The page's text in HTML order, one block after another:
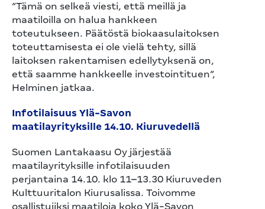
”Tämä on selkeä viesti, että meillä ja
maatiloilla on halua hankkeen
toteutukseen. Päätöstä biokaasulaitoksen
toteuttamisesta ei ole vielä tehty, sillä
laitoksen rakentamisen edellytyksenä on,
että saamme hankkeelle investointituen”,
Helminen jatkaa.
Infotilaisuus Ylä-Savon
maatilayrityksille 14.10. Kiuruvedellä
Suomen Lantakaasu Oy järjestää
maatilayrityksille infotilaisuuden
perjantaina 14.10. klo 11–13.30 Kiuruveden
Kulttuuritalon Kiurusalissa. Toivomme
osallistujiksi maatiloja koko Ylä-Savon